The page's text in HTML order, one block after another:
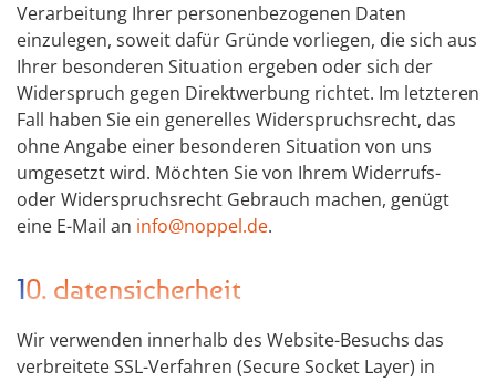
Verarbeitung Ihrer personenbezogenen Daten
einzulegen, soweit dafür Gründe vorliegen, die sich aus
Ihrer besonderen Situation ergeben oder sich der
Widerspruch gegen Direktwerbung richtet. Im letzteren
Fall haben Sie ein generelles Widerspruchsrecht, das
ohne Angabe einer besonderen Situation von uns
umgesetzt wird. Möchten Sie von Ihrem Widerrufs-
oder Widerspruchsrecht Gebrauch machen, genügt
eine E-Mail an info@noppel.de.
10. datensicherheit
Wir verwenden innerhalb des Website-Besuchs das
verbreitete SSL-Verfahren (Secure Socket Layer) in